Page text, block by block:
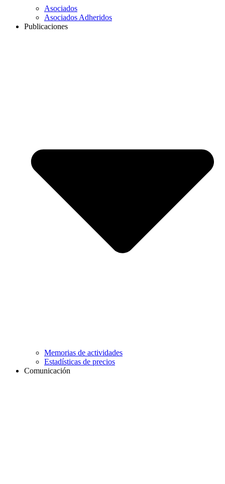
Asociados
Asociados Adheridos
Publicaciones
Memorias de actividades
Estadísticas de precios
Comunicación